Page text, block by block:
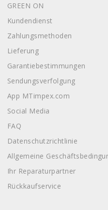
GREEN ON
Kundendienst
Zahlungsmethoden
Lieferung
Garantiebestimmungen
Sendungsverfolgung
App MTimpex.com
Social Media
FAQ
Datenschutzrichtlinie
Allgemeine
Ihr Reparaturpartner
Rückkaufservice